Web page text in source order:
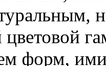
форм,